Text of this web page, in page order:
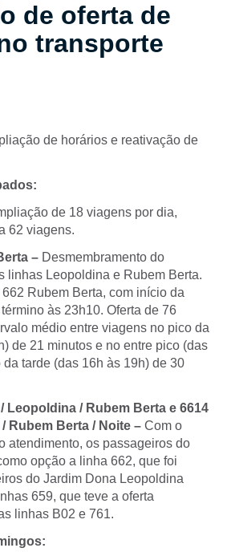
de oferta de
transporte
de horários e reativação de
de 18 viagens por dia,
62 viagens.
– Desmembramento do
linhas Leopoldina e Rubem Berta.
Rubem Berta, com início da
às 23h10. Oferta de 76
médio entre viagens no pico da
de 21 minutos e no entre pico (das
tarde (das 16h às 19h) de 30
Leopoldina / Rubem Berta e 6614
Rubem Berta / Noite – Com o
atendimento, os passageiros do
opção a linha 662, que foi
do Jardim Dona Leopoldina
659, que teve a oferta
linhas B02 e 761.